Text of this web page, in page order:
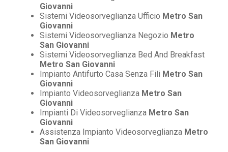
Giovanni
Sistemi Videosorveglianza Ufficio Metro San
Giovanni
Sistemi Videosorveglianza Negozio Metro
San Giovanni
Sistemi Videosorveglianza Bed And Breakfast
Metro San Giovanni
Impianto Antifurto Casa Senza Fili Metro San
Giovanni
Impianto Videosorveglianza Metro San
Giovanni
Impianti Di Videosorveglianza Metro San
Giovanni
Assistenza Impianto Videosorveglianza Metro
San Giovanni